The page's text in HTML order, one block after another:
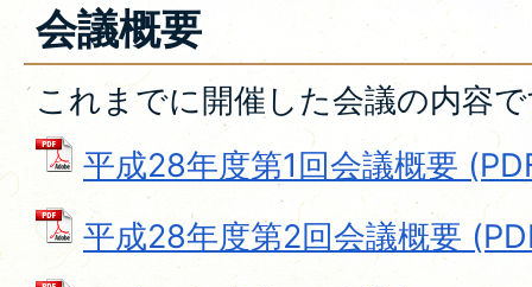
会議概要
これまでに開催した会議の内容
平成28年度第1回会議概要
平成28年度第2回会議概要